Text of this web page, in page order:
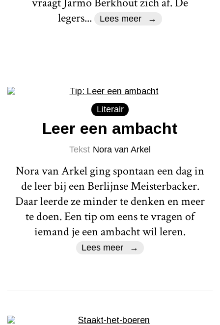
legers...
Lees meer
Literair
Leer een ambacht
Tekst Nora van Arkel
Nora van Arkel ging spontaan een dag in
de leer bij een Berlijnse Meisterbacker.
Daar leerde ze minder te denken en meer
te doen. Een tip om eens te vragen of
iemand je een ambacht wil leren.
Lees meer